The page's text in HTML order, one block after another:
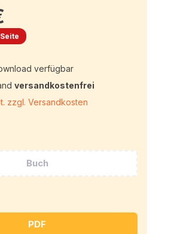
verfügbar
versandkostenfrei
zzgl. Versandkosten
Buch
PDF